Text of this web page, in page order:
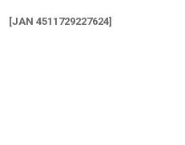
[JAN 4511729227624]